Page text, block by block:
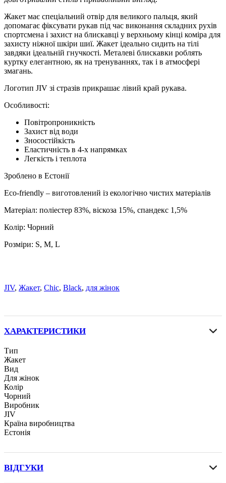
Жакет має спеціальний отвір для великого пальця, який
допомагає фіксувати рукав під час виконання складних рухів
спортсмена і захист на блискавці у верхньому кінці коміра для
захисту ніжної шкіри шиї. Жакет ідеально сидить на тілі
завдяки ідеальній гнучкості. Металеві блискавки роблять
куртку елегантною, як на тренуваннях, так і в атмосфері
змагань.
Логотип JIV зі стразів прикрашає лівий край рукава.
Особливості:
Повітропроникність
Захист від води
Зносостійкість
Еластичність в 4-х напрямках
Легкість і теплота
Зроблено в Естонії
Eco-friendly – ​​виготовлений із екологічно чистих матеріалів
Матеріал: поліестер 83%, віскоза 15%, спандекс 1,5%
Колір: Чорний
Розміри: S, M, L
JIV, Жакет, Chic, Black, для жінок
ХАРАКТЕРИСТИКИ
Тип
Жакет
Вид
Для жінок
Колір
Чорний
Виробник
JIV
Країна виробництва
Естонія
ВІДГУКИ